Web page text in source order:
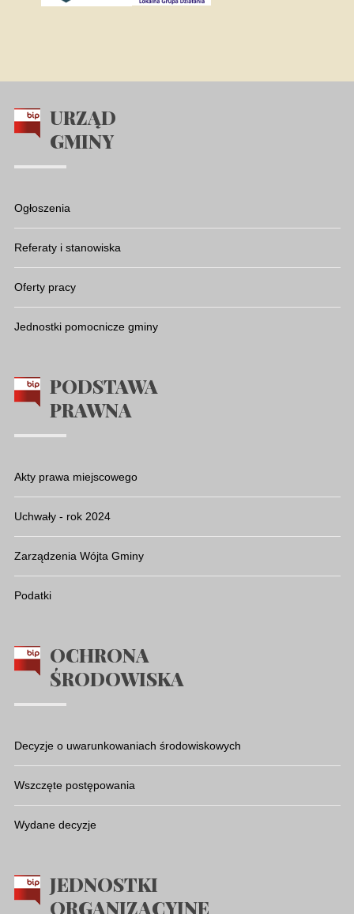
URZĄD
GMINY
Ogłoszenia
Referaty i stanowiska
Oferty pracy
Jednostki pomocnicze gminy
PODSTAWA
PRAWNA
Akty prawa miejscowego
Uchwały - rok 2024
Zarządzenia Wójta Gminy
Podatki
OCHRONA
ŚRODOWISKA
Decyzje o uwarunkowaniach środowiskowych
Wszczęte postępowania
Wydane decyzje
JEDNOSTKI
ORGANIZACYJNE